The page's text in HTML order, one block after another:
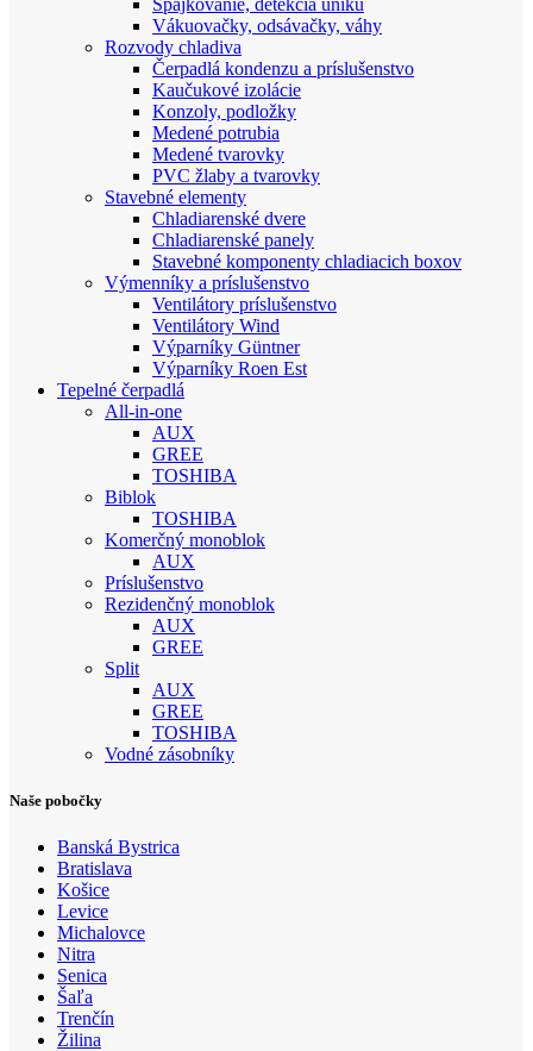
Vákuovačky, odsávačky, váhy
Rozvody chladiva
Čerpadlá kondenzu a príslušenstvo
Kaučukové izolácie
Konzoly, podložky
Medené potrubia
Medené tvarovky
PVC žlaby a tvarovky
Stavebné elementy
Chladiarenské dvere
Chladiarenské panely
Stavebné komponenty chladiacich boxov
Výmenníky a príslušenstvo
Ventilátory príslušenstvo
Ventilátory Wind
Výparníky Güntner
Výparníky Roen Est
Tepelné čerpadlá
All-in-one
AUX
GREE
TOSHIBA
Biblok
TOSHIBA
Komerčný monoblok
AUX
Príslušenstvo
Rezidenčný monoblok
AUX
GREE
Split
AUX
GREE
TOSHIBA
Vodné zásobníky
Naše pobočky
Banská Bystrica
Bratislava
Košice
Levice
Michalovce
Nitra
Senica
Šaľa
Trenčín
Žilina